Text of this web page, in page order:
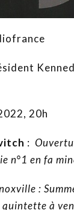
20h
:
n°1 en fa
:
quintette à